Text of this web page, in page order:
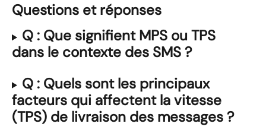
Questions et réponses
Q : Que signifient MPS ou TPS
dans le contexte des SMS ?
Q : Quels sont les principaux
facteurs qui affectent la vitesse
(TPS) de livraison des messages ?